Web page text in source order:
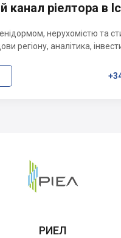
канал ріелтора в
нерухомістю та
регіону, аналітика,
РИЕЛ